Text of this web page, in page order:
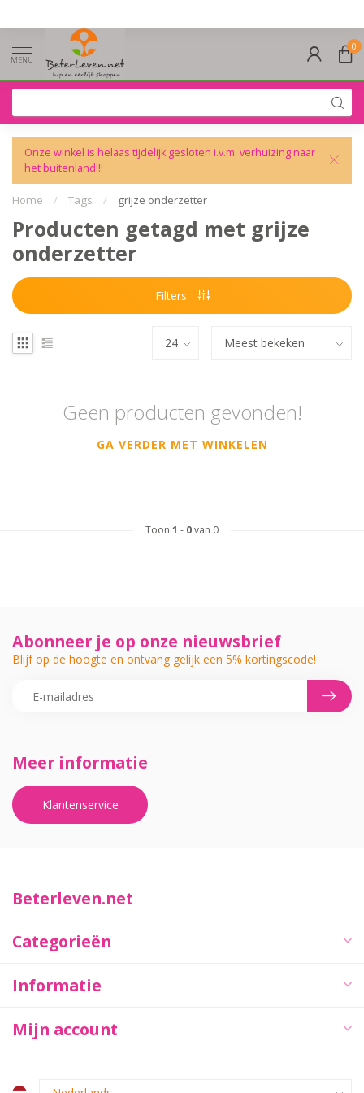
MENU
0
Onze winkel is helaas tijdelijk gesloten i.v.m. verhuizing naar
het buitenland!!!
Home / Tags / grijze onderzetter
Producten getagd met grijze
onderzetter
Filters
Geen producten gevonden!
GA VERDER MET WINKELEN
Toon 1 - 0van 0
Meer informatie
Klantenservice
Abonneer je op onze nieuwsbrief
Blijf op de hoogte en ontvang gelijk een 5% kortingscode!
Beterleven.net
Categorieën
Informatie
Mijn account